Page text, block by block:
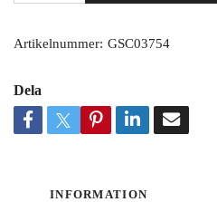
Artikelnummer: GSC03754
Dela
INFORMATION